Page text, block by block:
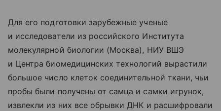
Для его подготовки зарубежные ученые
и исследователи из российского Института
молекулярной биологии (Москва), НИУ ВШЭ
и Центра биомедицинских технологий вырастили
большое число клеток соединительной ткани, чьи
пробы были получены от самца и самки игрунок,
извлекли из них все обрывки ДНК и расшифровали